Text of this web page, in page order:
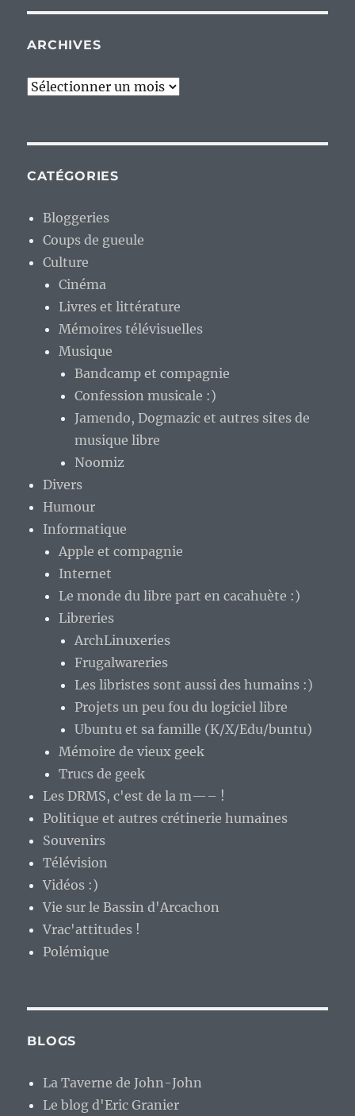
ARCHIVES
Archives
CATÉGORIES
Bloggeries
Coups de gueule
Culture
Cinéma
Livres et littérature
Mémoires télévisuelles
Musique
Bandcamp et compagnie
Confession musicale :)
Jamendo, Dogmazic et autres sites de
musique libre
Noomiz
Divers
Humour
Informatique
Apple et compagnie
Internet
Le monde du libre part en cacahuète :)
Libreries
ArchLinuxeries
Frugalwareries
Les libristes sont aussi des humains :)
Projets un peu fou du logiciel libre
Ubuntu et sa famille (K/X/Edu/buntu)
Mémoire de vieux geek
Trucs de geek
Les DRMS, c'est de la m—– !
Politique et autres crétinerie humaines
Souvenirs
Télévision
Vidéos :)
Vie sur le Bassin d'Arcachon
Vrac'attitudes !
Polémique
BLOGS
La Taverne de John-John
Le blog d'Eric Granier